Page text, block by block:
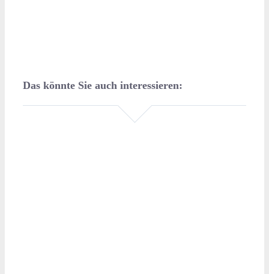
Das könnte Sie auch interessieren: